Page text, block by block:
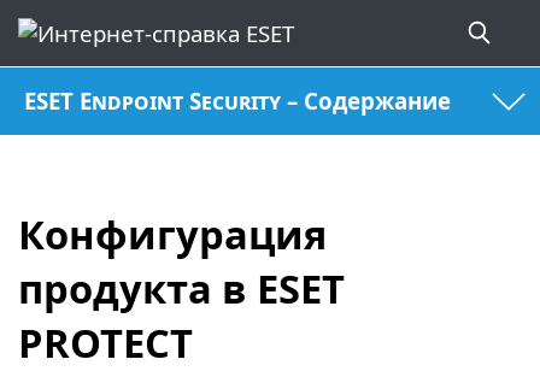
ESET Endpoint Security – Содержание
Конфигурация
продукта в ESET
PROTECT